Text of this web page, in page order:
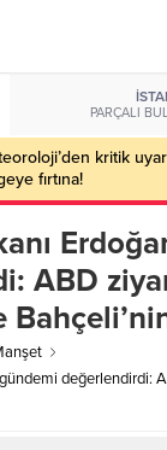
PARÇALI
Gürlek’in eşine
tutuklandı
ABD
değerlendirdi: